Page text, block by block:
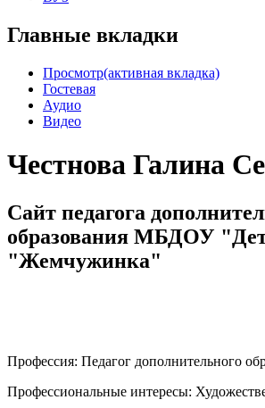
Главные вкладки
Просмотр(активная вкладка)
Гостевая
Аудио
Видео
Честнова Галина
Сайт педагога
образования МБДОУ
"Жемчужинка"
Профессия: Педагог дополнительного
Профессиональные интересы: